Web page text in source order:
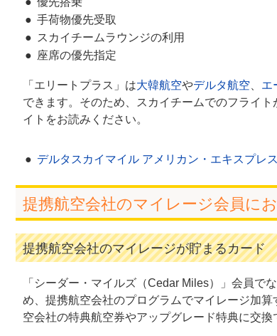
手荷物優先受取
スカイチームラウンジの利用
座席の優先指定
「エリートプラス」は大韓航空やデルタ航空 エ
できます。そのため、スカイチームでのフライ
イトをお読みください。
デルタスカイマイル アメリカン・エキスプレ
提携航空会社のマイレージ会員に
提携航空会社のマイレージが貯まるカード
「シーダー・マイルズ（Cedar Miles）」会員で
め、提携航空会社のプログラムでマイレージ加
空会社の特典航空券やアップグレード特典に交換